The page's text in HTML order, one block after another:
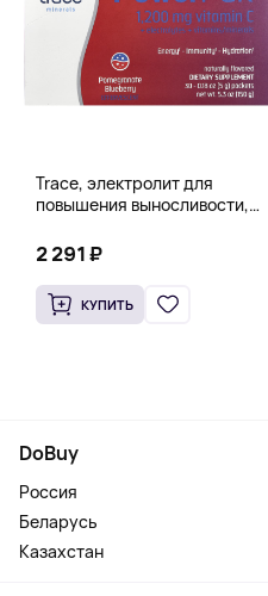
Trace, электролит для
повышения выносливости,
и черники, 30 пакетиков по 5 г
(0,18 унции)
2 291 ₽
КУПИТЬ
DoBuy
Россия
Беларусь
Казахстан